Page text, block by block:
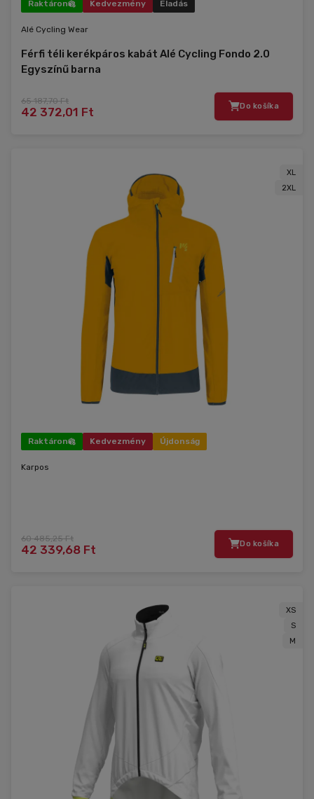
Raktáron Kedvezmény Eladás
Alé Cycling Wear
Férfi téli kerékpáros kabát Alé Cycling Fondo 2.0
Egyszínű barna
65 187,70 Ft
42 372,01 Ft Do košíka
XL
2XL
Raktáron Kedvezmény Újdonság
Karpos
60 485,25 Ft
42 339,68 Ft Do košíka
XS
S
M